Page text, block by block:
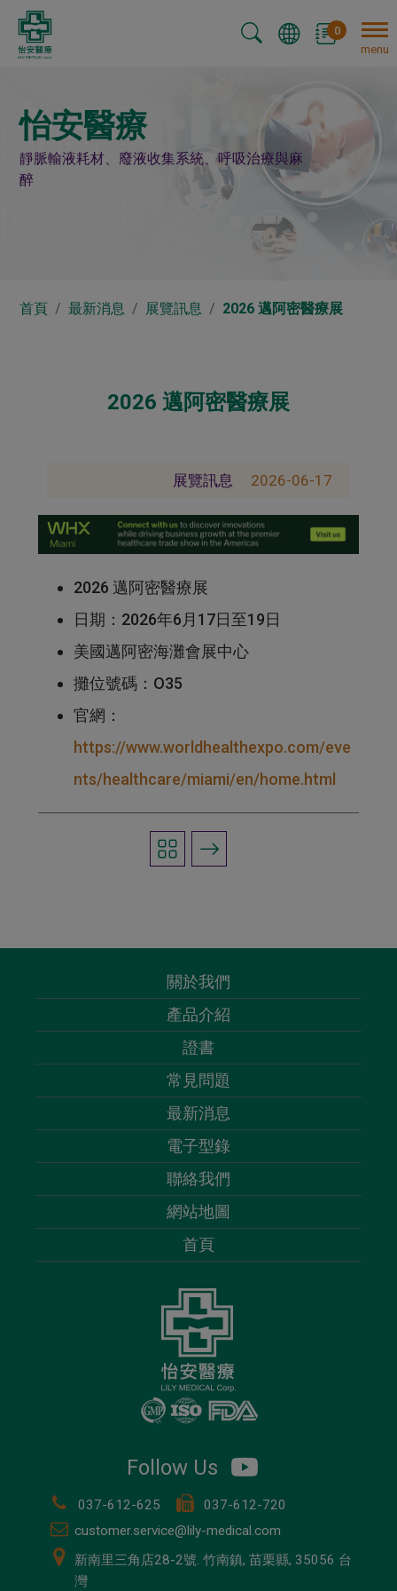
0
menu
怡安醫療
靜脈輸液耗材、廢液收集系統、呼吸治療與麻
醉
首頁 最新消息 展覽訊息 2026 邁阿密醫療展
2026 邁阿密醫療展
展覽訊息 2026-06-17
2026 邁阿密醫療展
日期：2026年6月17日至19日
美國邁阿密海灘會展中心
攤位號碼：O35
官網：
https://www.worldhealthexpo.com/eve
nts/healthcare/miami/en/home.html
關於我們
產品介紹
證書
常見問題
最新消息
電子型錄
聯絡我們
網站地圖
首頁
Follow Us
037-612-625
037-612-720
customer.service@lily-medical.com
新南里三角店28-2號. 竹南鎮, 苗栗縣, 35056 台
灣
Cookie管理面板